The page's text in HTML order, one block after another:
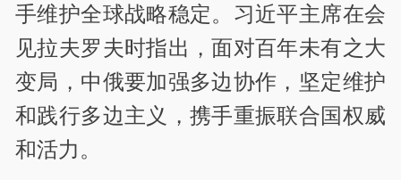
手维护全球战略稳定。习近平主席在会
见拉夫罗夫时指出，面对百年未有之大
变局，中俄要加强多边协作，坚定维护
和践行多边主义，携手重振联合国权威
和活力。